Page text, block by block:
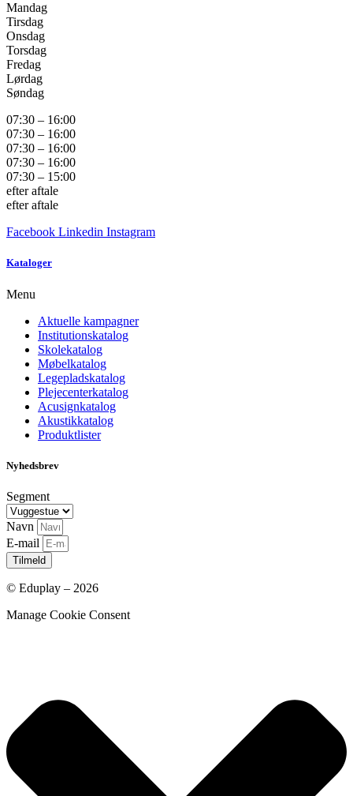
Mandag
Tirsdag
Onsdag
Torsdag
Fredag
Lørdag
Søndag
07:30 – 16:00
07:30 – 16:00
07:30 – 16:00
07:30 – 16:00
07:30 – 15:00
efter aftale
efter aftale
Facebook Linkedin Instagram
Kataloger
Menu
Aktuelle kampagner
Institutionskatalog
Skolekatalog
Møbelkatalog
Legepladskatalog
Plejecenterkatalog
Acusignkatalog
Akustikkatalog
Produktlister
Nyhedsbrev
Segment
Navn
E-mail
Tilmeld
© Eduplay – 2026
Manage Cookie Consent